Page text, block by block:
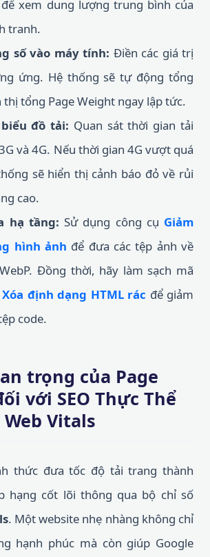
để xem dung lượng trung bình của
tranh.
số vào máy tính: Điền các giá trị
ứng. Hệ thống sẽ tự động tổng
thị tổng Page Weight ngay lập tức.
đồ tải: Quan sát thời gian tải
và 4G. Nếu thời gian 4G vượt quá
sẽ hiển thị cảnh báo đỏ về rủi
cao.
hạ tầng: Sử dụng công cụ Giảm
hình ảnh để đưa các tệp ảnh về
Đồng thời, hãy làm sạch mã
Xóa định dạng HTML rác để giảm
code.
trọng của Page
với SEO Thực Thể
Web Vitals
thức đưa tốc độ tải trang thành
hạng cốt lõi thông qua bộ chỉ số
. Một website nhẹ nhàng không chỉ
hạnh phúc mà còn giúp Google